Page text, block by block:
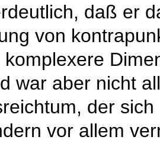
daß er
von
war aber nicht
der
vor allem